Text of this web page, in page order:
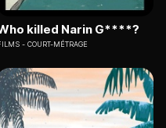
killed Narin G****?
COURT-MÉTRAGE